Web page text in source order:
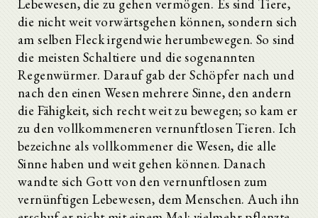
Lebewesen, die zu gehen vermögen. Es sind Tiere,
die nicht weit vorwärtsgehen können, sondern sich
am selben Fleck irgendwie herumbewegen. So sind
die meisten Schaltiere und die sogenannten
Regenwürmer. Darauf gab der Schöpfer nach und
nach den einen Wesen mehrere Sinne, den andern
die Fähigkeit, sich recht weit zu bewegen; so kam er
zu den vollkommeneren vernunftlosen Tieren. Ich
bezeichne als vollkommener die Wesen, die alle
Sinne haben und weit gehen können. Danach
wandte sich Gott von den vernunftlosen zum
vernünftigen Lebewesen, dem Menschen. Auch ihn